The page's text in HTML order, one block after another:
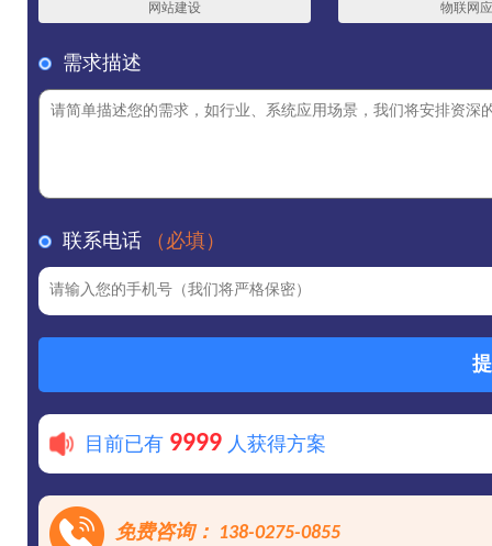
网站建设 物联网
需求描述
联系电话 （必填）
目前已有 9999 人获得方案
免费咨询： 138-0275-0855